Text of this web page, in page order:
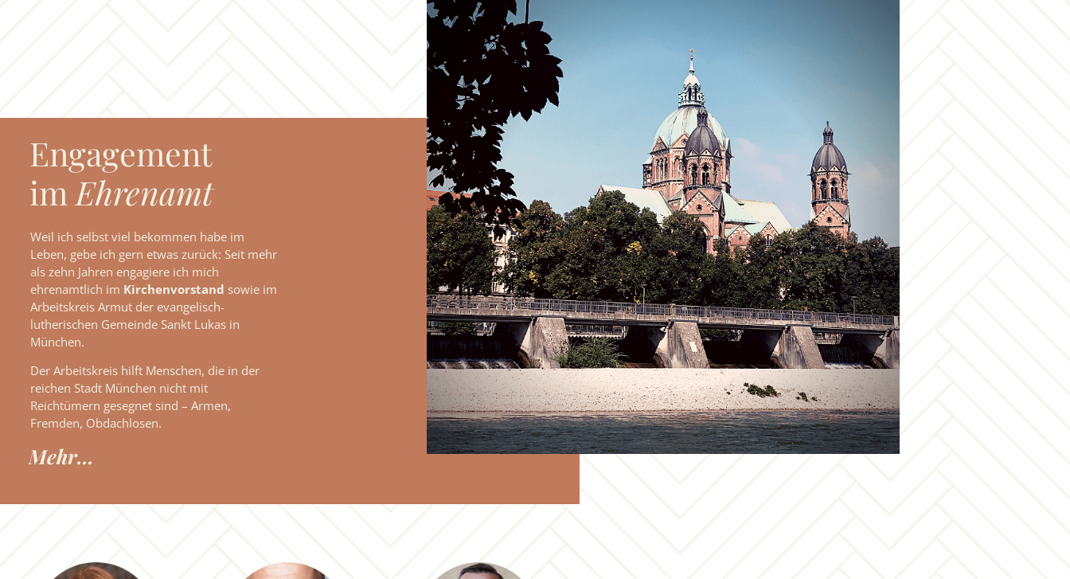
Engagement
im Ehrenamt
Weil ich selbst viel bekommen habe im
Leben, gebe ich gern etwas zurück: Seit mehr
als zehn Jahren engagiere ich mich
ehrenamtlich im Kirchenvorstand sowie im
Arbeitskreis Armut der evangelisch-
lutherischen Gemeinde Sankt Lukas in
München.
Der Arbeitskreis hilft Menschen, die in der
reichen Stadt München nicht mit
Reichtümern gesegnet sind – Armen,
Fremden, Obdachlosen.
Mehr...